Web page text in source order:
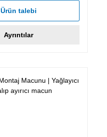
Ürün talebi
Ayrıntılar